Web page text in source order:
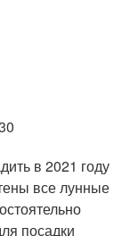
в 2021 году
все лунные
посадки